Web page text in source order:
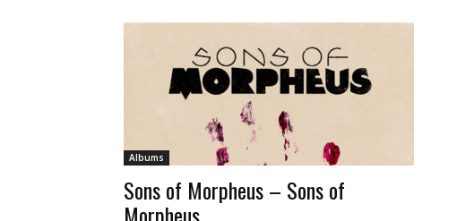
Albums
Sons of Morpheus – Sons of